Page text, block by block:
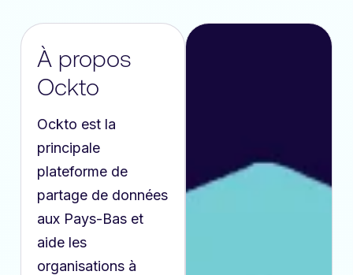
À propos
Ockto
Ockto est la
principale
plateforme de
partage de données
aux Pays-Bas et
aide les
organisations à